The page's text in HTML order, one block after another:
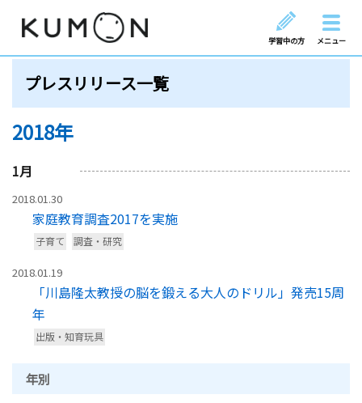
学習中の方 メニュー
プレスリリース一覧
2018年
1月
2018.01.30
家庭教育調査2017を実施
子育て 調査・研究
2018.01.19
「川島隆太教授の脳を鍛える大人のドリル」発売15周
年
出版・知育玩具
年別